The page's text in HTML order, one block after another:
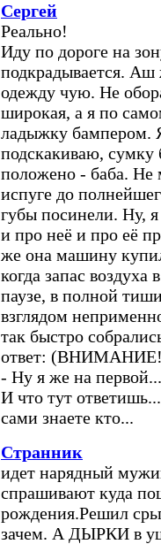
Сергей
Реально!
Иду по дороге на
подкрадывается. Аш
одежду чую. Не
широкая, а я по
ладыжку бампером.
подскакиваю,
положено - баба. Не
испуге до
губы посинели. Ну,
и про неё и про её
же она машину
когда запас
паузе, в полной
взглядом
так быстро
ответ:
- Ну я же на первой...
И что тут
сами знаете кто...
Странник
идет нарядный
спрашивают куда
рождения.Решил
зачем. А ДЫРКИ в